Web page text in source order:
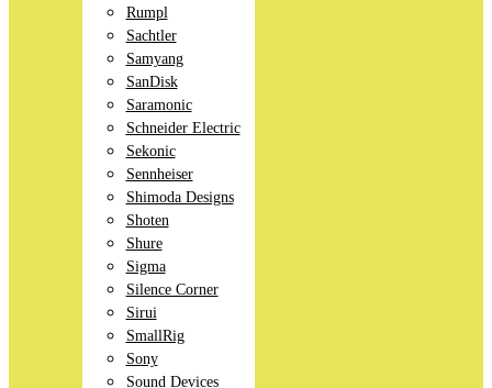
Rumpl
Sachtler
Samyang
SanDisk
Saramonic
Schneider Electric
Sekonic
Sennheiser
Shimoda Designs
Shoten
Shure
Sigma
Silence Corner
Sirui
SmallRig
Sony
Sound Devices